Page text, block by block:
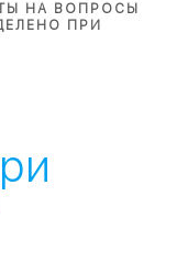
НА ВОПРОСЫ
ПРИ